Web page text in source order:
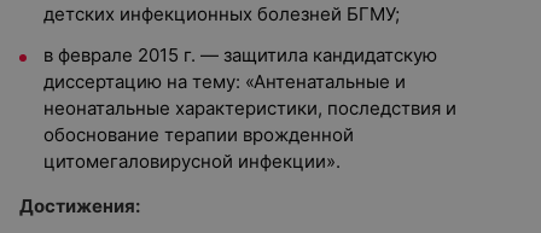
детских инфекционных болезней БГМУ;
в феврале 2015 г. — защитила кандидатскую
диссертацию на тему: «Антенатальные и
неонатальные характеристики, последствия и
обоснование терапии врожденной
цитомегаловирусной инфекции».
Достижения: